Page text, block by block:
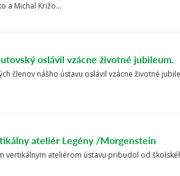
a Michal Križo...
oslávil vzácne životné jubileum.
členov nášho ústavu oslávil vzácne životné
ateliér Legény /Morgenstein
vertikálnym ateliérom ústavu pribudol od